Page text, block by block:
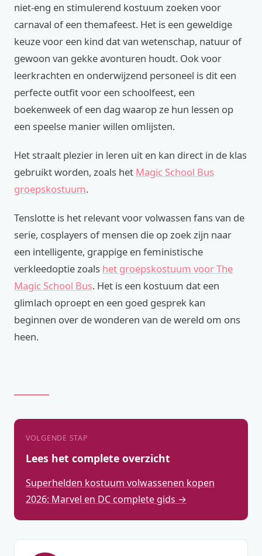
niet-eng en stimulerend kostuum zoeken voor
carnaval of een themafeest. Het is een geweldige
keuze voor een kind dat van wetenschap, natuur of
gewoon van gekke avonturen houdt. Ook voor
leerkrachten en onderwijzend personeel is dit een
perfecte outfit voor een schoolfeest, een
boekenweek of een dag waarop ze hun lessen op
een speelse manier willen omlijsten.
Het straalt plezier in leren uit en kan direct in de klas
gebruikt worden, zoals het Magic School Bus
groepskostuum.
Tenslotte is het relevant voor volwassen fans van de
serie, cosplayers of mensen die op zoek zijn naar
een intelligente, grappige en feministische
verkleedoptie zoals het groepskostuum voor The
Magic School Bus. Het is een kostuum dat een
glimlach oproept en een goed gesprek kan
beginnen over de wonderen van de wereld om ons
heen.
VOLGENDE STAP
Lees het complete overzicht
Superhelden kostuum volwassenen kopen
2026: Marvel en DC complete gids →